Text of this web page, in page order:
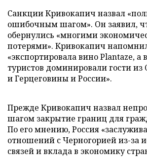
Санкции Кривокапич назвал
ошибочным шагом». Он заявил,
обернулись «многими
потерями». Кривокапич
«экспортировала вино Plantaze, а
туристов доминировали гости из
и Герцеговины и России».
Прежде Кривокапич назвал
шагом закрытие границ для
По его мнению, Россия
отношений с Черногорией из-за
связей и вклада в экономику